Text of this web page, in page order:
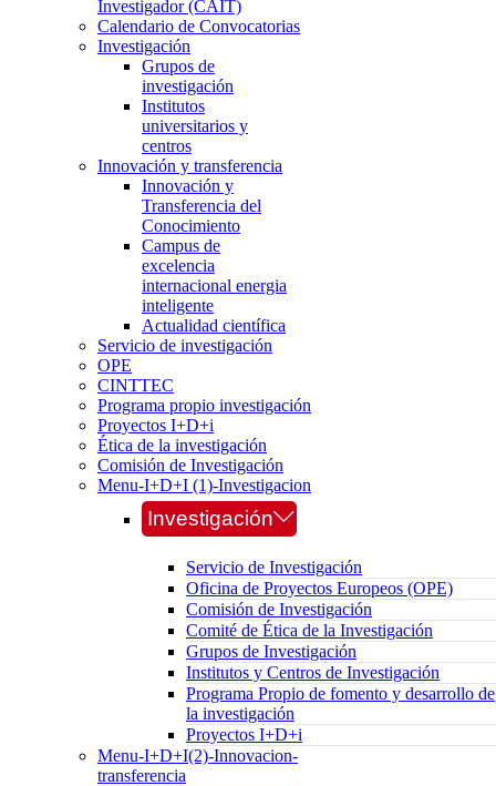
Investigador (CAIT)
Calendario de Convocatorias
Investigación
Grupos de
investigación
Institutos
universitarios y
centros
Innovación y transferencia
Innovación y
Transferencia del
Conocimiento
Campus de
excelencia
internacional energia
inteligente
Actualidad científica
Servicio de investigación
OPE
CINTTEC
Programa propio investigación
Proyectos I+D+i
Ética de la investigación
Comisión de Investigación
Menu-I+D+I (1)-Investigacion
Investigación
Servicio de Investigación
Oficina de Proyectos Europeos (OPE)
Comisión de Investigación
Comité de Ética de la Investigación
Grupos de Investigación
Institutos y Centros de Investigación
Programa Propio de fomento y desarrollo de
la investigación
Proyectos I+D+i
Menu-I+D+I(2)-Innovacion-
transferencia